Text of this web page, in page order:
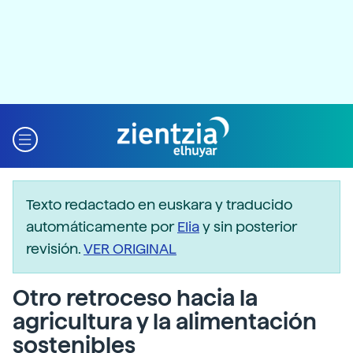
Texto redactado en euskara y traducido
automáticamente porEliay sin posterior
revisión.VER ORIGINAL
Otro retroceso hacia la
agricultura y la alimentación
sostenibles